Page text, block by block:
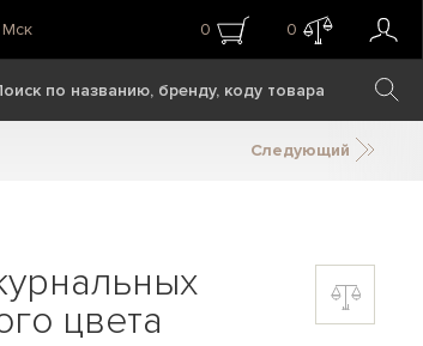
0 0
Следующий
цвета